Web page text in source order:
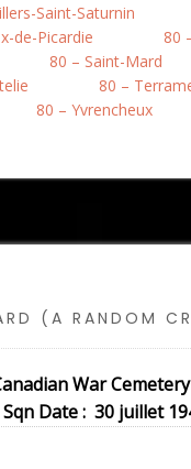
Saint-Saturnin
de-Picardie
80
80 – Saint-Mard
80 –
80 – Yvrencheux
(A RANDOM
War Cemetery
Date : 30 juillet